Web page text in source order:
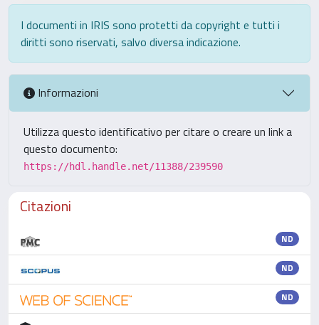
I documenti in IRIS sono protetti da copyright e tutti i
diritti sono riservati, salvo diversa indicazione.
Informazioni
Utilizza questo identificativo per citare o creare un link a
questo documento:
https://hdl.handle.net/11388/239590
Citazioni
ND
ND
ND